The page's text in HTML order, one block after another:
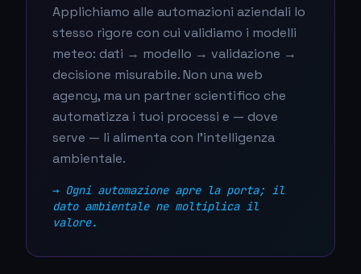
Applichiamo alle automazioni aziendali lo
stesso rigore con cui validiamo i modelli
meteo: dati → modello → validazione →
decisione misurabile. Non una web
agency, ma un partner scientifico che
automatizza i tuoi processi e — dove
serve — li alimenta con l'intelligenza
ambientale.
→ Ogni automazione apre la porta; il
dato ambientale ne moltiplica il
valore.